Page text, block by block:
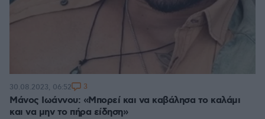
Μάνος Ιωάννου: «Μπορεί και να καβάλησα το καλάμι
και να μην το πήρα είδηση»
30.08.2023, 06:52 3